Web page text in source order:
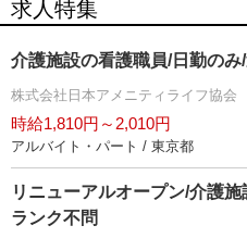
求人特集
介護施設の看護職員/日勤の
株式会社日本アメニティライフ協会
時給1,810円～2,010円
アルバイト・パート / 東京都
リニューアルオープン/介護
ランク不問